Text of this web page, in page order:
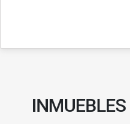
INMUEBLES